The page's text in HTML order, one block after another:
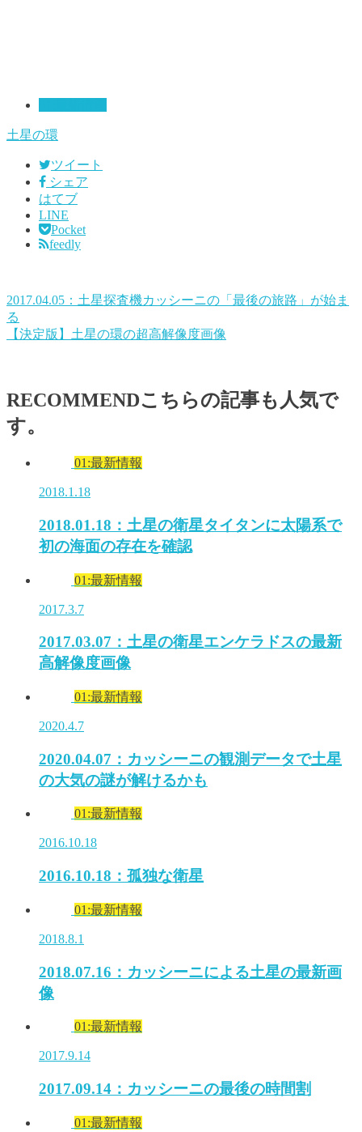
土星の環
ツイート
シェア
はてブ
LINE
Pocket
feedly
2017.04.05：土星探査機カッシーニの「最後の旅路」が始ま
る
【決定版】土星の環の超高解像度画像
RECOMMENDこちらの記事も人気で
す。
01:最新情報
2018.1.18
2018.01.18：土星の衛星タイタンに太陽系で
初の海面の存在を確認
01:最新情報
2017.3.7
2017.03.07：土星の衛星エンケラドスの最新
高解像度画像
01:最新情報
2020.4.7
2020.04.07：カッシーニの観測データで土星
の大気の謎が解けるかも
01:最新情報
2016.10.18
2016.10.18：孤独な衛星
01:最新情報
2018.8.1
2018.07.16：カッシーニによる土星の最新画
像
01:最新情報
2017.9.14
2017.09.14：カッシーニの最後の時間割
01:最新情報